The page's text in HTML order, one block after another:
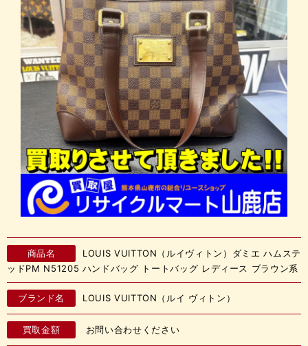
商品名
LOUIS VUITTON（ルイヴィトン）ダミエ ハムステ
ッドPM N51205 ハンドバッグ トートバッグ レディース ブラウン系
ブランド名 LOUIS VUITTON（ルイ ヴィトン）
買取金額 お問い合わせください